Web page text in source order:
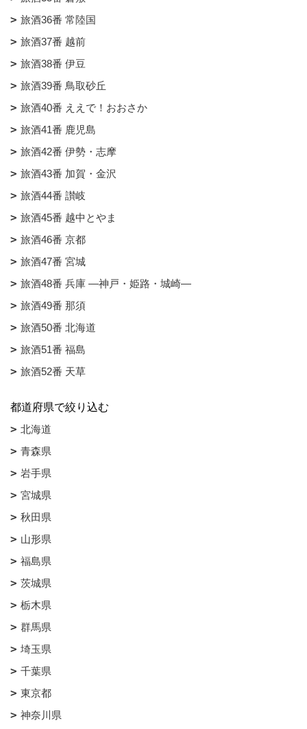
旅酒36番 常陸国
旅酒37番 越前
旅酒38番 伊豆
旅酒39番 鳥取砂丘
旅酒40番 ええで！おおさか
旅酒41番 鹿児島
旅酒42番 伊勢・志摩
旅酒43番 加賀・金沢
旅酒44番 讃岐
旅酒45番 越中とやま
旅酒46番 京都
旅酒47番 宮城
旅酒48番 兵庫 ―神戸・姫路・城崎―
旅酒49番 那須
旅酒50番 北海道
旅酒51番 福島
旅酒52番 天草
都道府県で絞り込む
北海道
青森県
岩手県
宮城県
秋田県
山形県
福島県
茨城県
栃木県
群馬県
埼玉県
千葉県
東京都
神奈川県